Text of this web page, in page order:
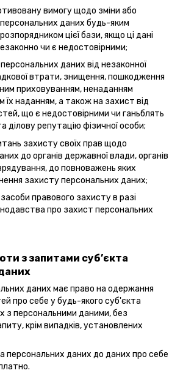
вимогу щодо зміни або
даних будь-яким
цієї бази, якщо ці дані
чи є недостовірними;
даних від незаконної
втрати, знищення, пошкодження
приховуванням, ненаданням
їх наданням, а також на захист від
що є недостовірними чи ганьблять
ділову репутацію фізичної особи;
захисту своїх прав щодо
до органів державної влади, органів
до повноважень яких
захисту персональних даних;
правового захисту в разі
про захист персональних
з запитами суб’єкта
даних має право на одержання
про себе у будь-якого суб'єкта
з персональними даними, без
крім випадків, установлених
персональних даних до даних про себе